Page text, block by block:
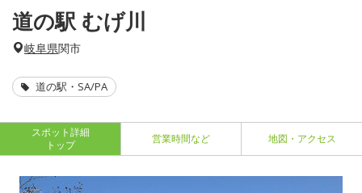
道の駅 むげ川
岐阜県関市
道の駅・SA/PA
スポット詳細
トップ
営業時間など 地図・アクセス